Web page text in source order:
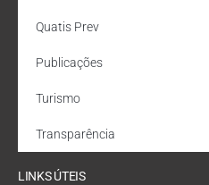
Quatis Prev
Publicações
Turismo
Transparência
LINKS ÚTEIS